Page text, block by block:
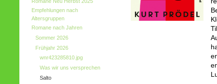
Empfehlungen nach
Altersgruppen
Romane nach Jahren
Sommer 2026
Frühjahr 2026
wnr423285810.jpg
Was wir uns versprechen
Salto